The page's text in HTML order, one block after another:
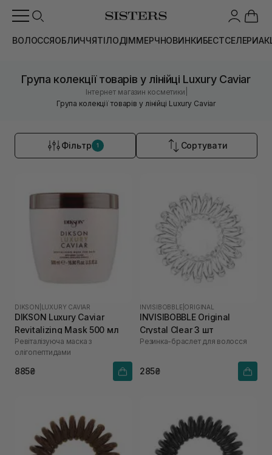
ВОЛОССЯОБЛИЧЧЯТІЛОДІММЕРЧНОВИНКИБЕСТСЕЛЕРИ
Група колекції товарів у лінійці Luxury Caviar
Інтернет магазин косметики
Група колекції товарів у лінійці Luxury Caviar
Фільтр 1 Сортувати
DIKSON LUXURY CAVIAR
DIKSON Luxury Caviar
Revitalizing Mask 500 мл
Ревіталізуюча маска з
олігопептидами
885₴
INVISIBOBBLE ORIGINAL
INVISIBOBBLE Original
Crystal Clear 3 шт
Резинка-браслет для волосся
285₴